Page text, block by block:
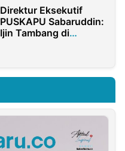
Direktur Eksekutif
PUSKAPU Sabaruddin:
Ijin Tambang di